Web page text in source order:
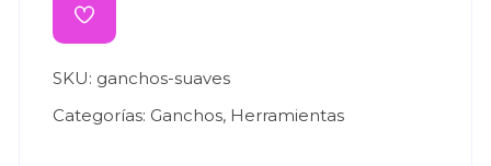
SKU: ganchos-suaves
Categorías: Ganchos, Herramientas